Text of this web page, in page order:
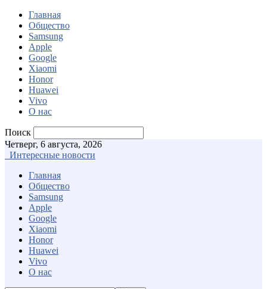
Главная
Общество
Samsung
Apple
Google
Xiaomi
Honor
Huawei
Vivo
О нас
Поиск
Четверг, 6 августа, 2026
Интересные новости
Главная
Общество
Samsung
Apple
Google
Xiaomi
Honor
Huawei
Vivo
О нас